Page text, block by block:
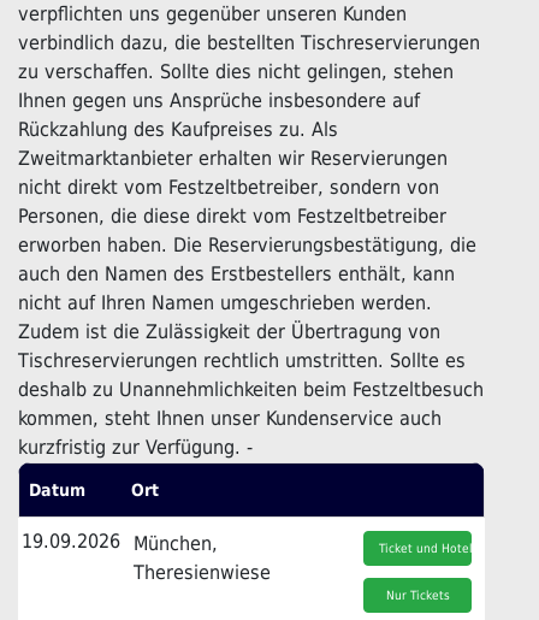
verpflichten uns gegenüber unseren Kunden
verbindlich dazu, die bestellten Tischreservierungen
zu verschaffen. Sollte dies nicht gelingen, stehen
Ihnen gegen uns Ansprüche insbesondere auf
Rückzahlung des Kaufpreises zu. Als
Zweitmarktanbieter erhalten wir Reservierungen
nicht direkt vom Festzeltbetreiber, sondern von
Personen, die diese direkt vom Festzeltbetreiber
erworben haben. Die Reservierungsbestätigung, die
auch den Namen des Erstbestellers enthält, kann
nicht auf Ihren Namen umgeschrieben werden.
Zudem ist die Zulässigkeit der Übertragung von
Tischreservierungen rechtlich umstritten. Sollte es
deshalb zu Unannehmlichkeiten beim Festzeltbesuch
kommen, steht Ihnen unser Kundenservice auch
kurzfristig zur Verfügung. -
Datum Ort
19.09.2026
München,
Theresienwiese
Ticket und Hotel
Nur Tickets